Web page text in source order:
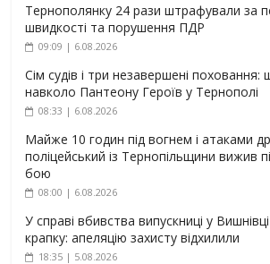
Тернополянку 24 рази штрафували за
швидкості та порушення ПДР
09:09 | 6.08.2026
Сім судів і три незавершені поховання:
навколо Пантеону Героїв у Тернополі
08:33 | 6.08.2026
Майже 10 годин під вогнем і атаками
поліцейський із Тернопільщини вижив
бою
08:00 | 6.08.2026
У справі вбивства випускниці у
крапку: апеляцію захисту відхилили
18:35 | 5.08.2026